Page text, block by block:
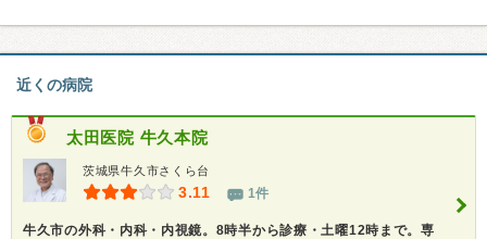
近くの病院
太田医院 牛久本院
茨城県牛久市さくら台
3.11 1件
牛久市の外科・内科・内視鏡。8時半から診療・土曜12時まで。専